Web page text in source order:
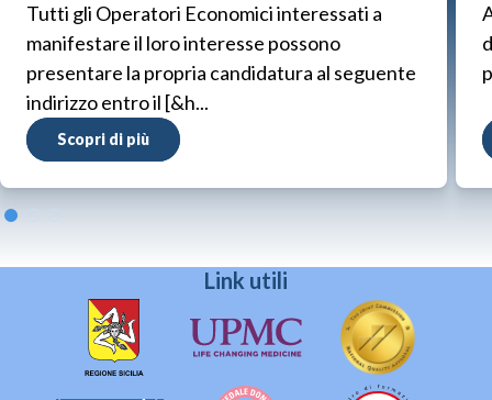
Tutti gli Operatori Economici interessati a
manifestare il loro interesse possono
presentare la propria candidatura al seguente
indirizzo entro il [&h...
Scopri di più
Link utili